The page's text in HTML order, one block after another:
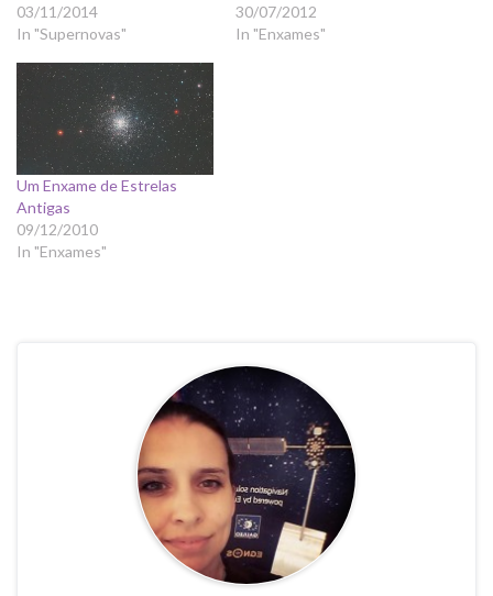
03/11/2014
In "Supernovas"
30/07/2012
In "Enxames"
Um Enxame de Estrelas
Antigas
09/12/2010
In "Enxames"